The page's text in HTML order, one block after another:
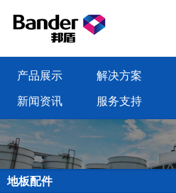
产品展示 解决方案
新闻资讯
服务支持
地板配件